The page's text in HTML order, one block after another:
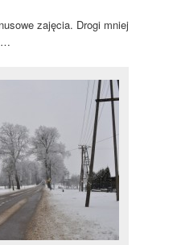
zajęcia. Drogi mniej